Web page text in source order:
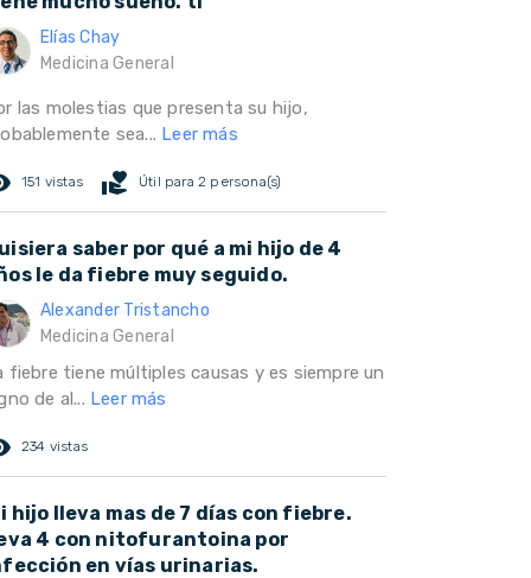
Elías Chay
Medicina General
las molestias que presenta su hijo,
sea... Leer más
151 vistas volunteer_activism Útil para 2 persona(s)
saber por qué a mi hijo de 4
le da fiebre muy seguido.
Alexander Tristancho
Medicina General
fiebre tiene múltiples causas y es siempre un
de al... Leer más
234 vistas
hijo lleva mas de 7 días con fiebre.
4 con nitofurantoina por
en vías urinarias.